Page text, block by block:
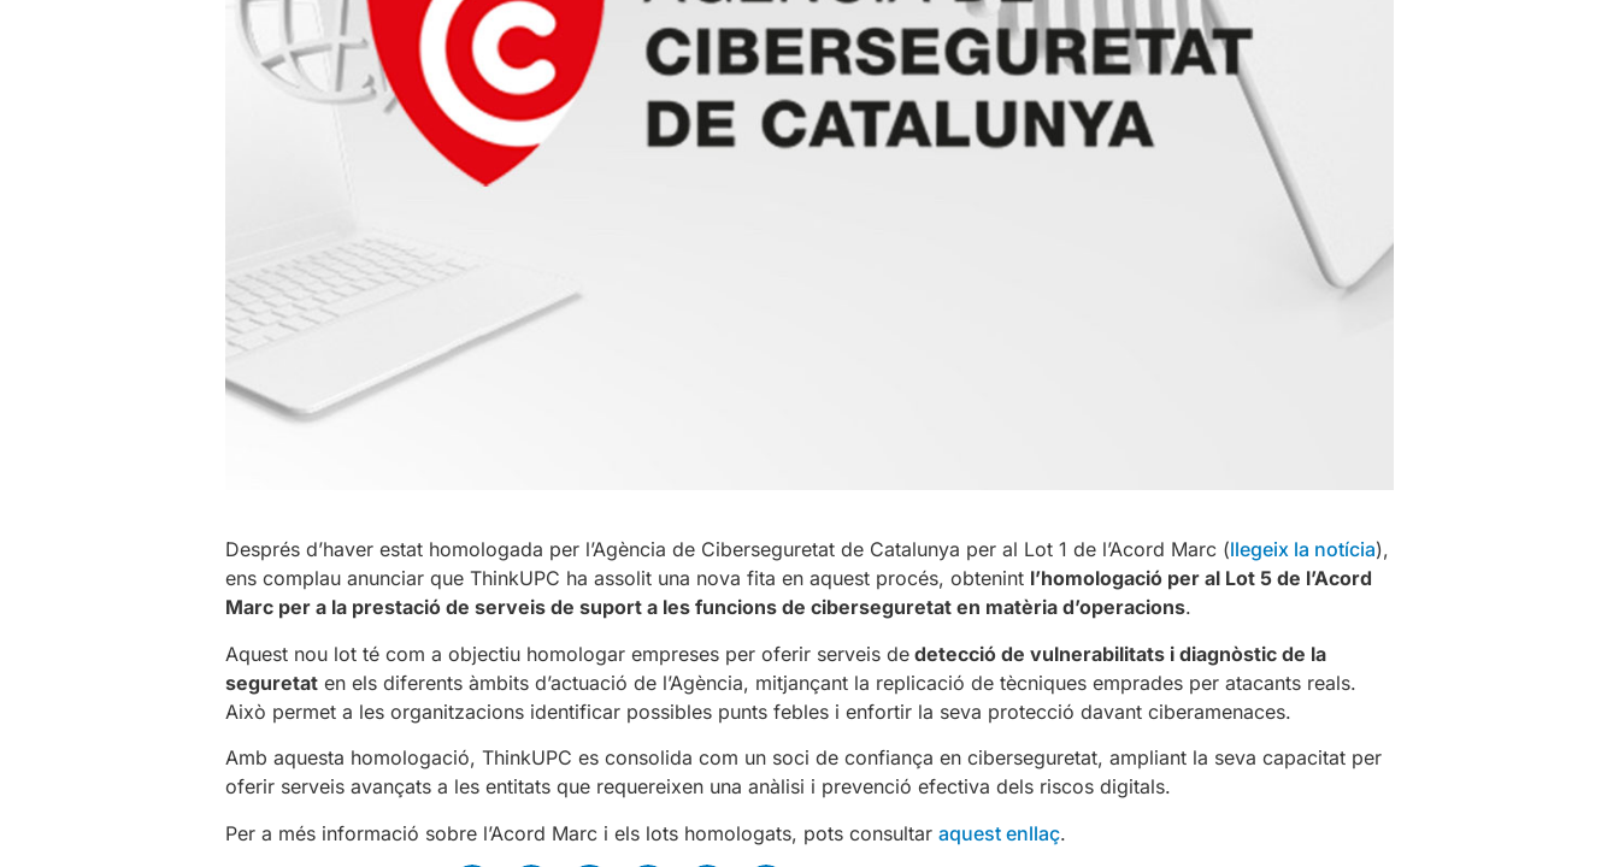
Després d’haver estat homologada per l’Agència de Ciberseguretat de Catalunya per al Lot 1 de l’Acord Marc (llegeix la notícia),
ens complau anunciar que ThinkUPC ha assolit una nova fita en aquest procés, obtenint l’homologació per al Lot 5 de l’Acord
Marc per a la prestació de serveis de suport a les funcions de ciberseguretat en matèria d’operacions.
Aquest nou lot té com a objectiu homologar empreses per oferir serveis de detecció de vulnerabilitats i diagnòstic de la
seguretat en els diferents àmbits d’actuació de l’Agència, mitjançant la replicació de tècniques emprades per atacants reals.
Això permet a les organitzacions identificar possibles punts febles i enfortir la seva protecció davant ciberamenaces.
Amb aquesta homologació, ThinkUPC es consolida com un soci de confiança en ciberseguretat, ampliant la seva capacitat per
oferir serveis avançats a les entitats que requereixen una anàlisi i prevenció efectiva dels riscos digitals.
Per a més informació sobre l’Acord Marc i els lots homologats, pots consultar aquest enllaç.